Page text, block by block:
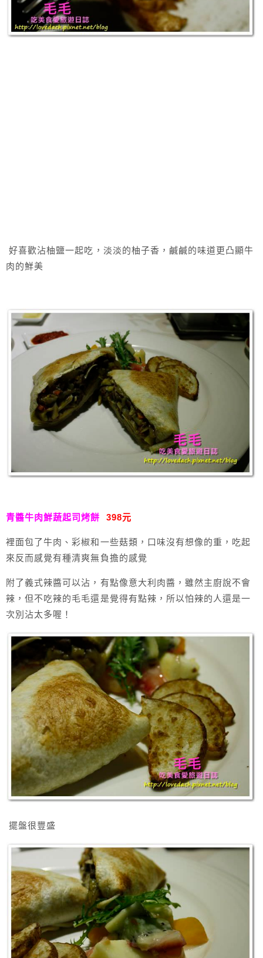
好喜歡沾柚鹽一起吃，淡淡的柚子香，鹹鹹的味道更凸顯牛
肉的鮮美
青醬牛肉鮮蔬起司烤餅 398元
裡面包了牛肉、彩椒和一些菇類，口味沒有想像的重，吃起
來反而感覺有種清爽無負擔的感覺
附了義式辣醬可以沾，有點像意大利肉醬，雖然主廚說不會
辣，但不吃辣的毛毛還是覺得有點辣，所以怕辣的人還是一
次別沾太多喔！
擺盤很豐盛